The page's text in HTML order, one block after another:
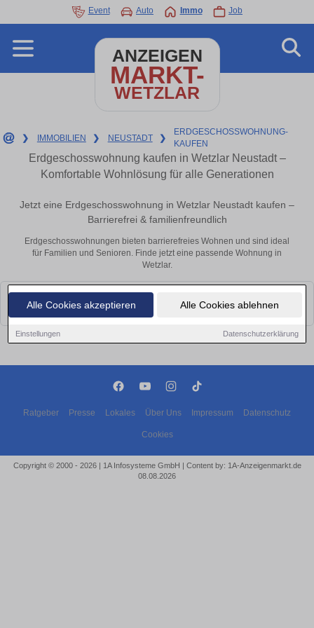
Alle Cookies akzeptieren Alle Cookies ablehnen
Einstellungen Datenschutzerklärung
Event Auto Immo Job
ANZEIGEN
MARKT-
WETZLAR
❯ IMMOBILIEN ❯ NEUSTADT ❯
ERDGESCHOSSWOHNUNG-
KAUFEN
Erdgeschosswohnung kaufen in Wetzlar Neustadt –
Komfortable Wohnlösung für alle Generationen
Jetzt eine Erdgeschosswohnung in Wetzlar Neustadt kaufen –
Barrierefrei & familienfreundlich
Erdgeschosswohnungen bieten barrierefreies Wohnen und sind ideal
für Familien und Senioren. Finde jetzt eine passende Wohnung in
Wetzlar.
Leider konnten wir derzeit keine passenden Objekte finden. Schauen Sie
bald wieder vorbei!
Ratgeber Presse Lokales Über Uns Impressum Datenschutz
Cookies
Copyright © 2000 - 2026 | 1A Infosysteme GmbH | Content by: 1A-Anzeigenmarkt.de
08.08.2026